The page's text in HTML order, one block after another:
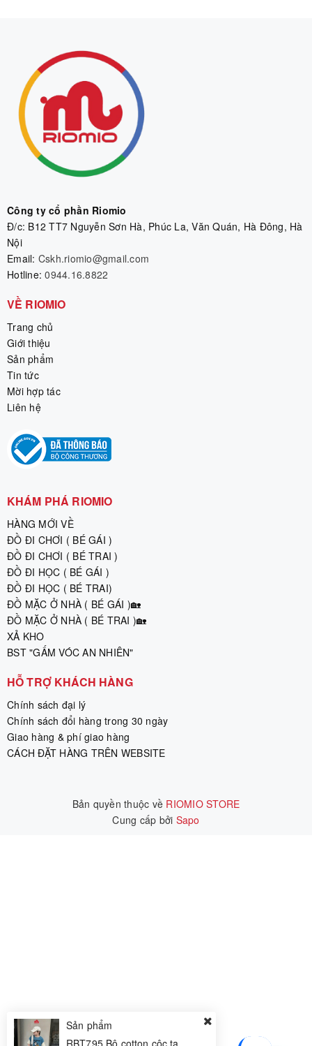
Công ty cổ phần Riomio
Đ/c: B12 TT7 Nguyễn Sơn Hà, Phúc La, Văn Quán, Hà Đông, Hà
Nội
Email: Cskh.riomio@gmail.com
Hotline:0944.16.8822
VỀ RIOMIO
Trang chủ
Giới thiệu
Sản phẩm
Tin tức
Mời hợp tác
Liên hệ
KHÁM PHÁ RIOMIO
HÀNG MỚI VỀ
ĐỒ ĐI CHƠI ( BÉ GÁI )
ĐỒ ĐI CHƠI ( BÉ TRAI )
ĐỒ ĐI HỌC ( BÉ GÁI )
ĐỒ ĐI HỌC ( BÉ TRAI)
ĐỒ MẶC Ở NHÀ ( BÉ GÁI )🏡
ĐỒ MẶC Ở NHÀ ( BÉ TRAI )🏡
XẢ KHO
BST "GẤM VÓC AN NHIÊN"
HỖ TRỢ KHÁCH HÀNG
Chính sách đại lý
Chính sách đổi hàng trong 30 ngày
Giao hàng & phí giao hàng
CÁCH ĐẶT HÀNG TRÊN WEBSITE
Bản quyền thuộc về RIOMIO STORE
|
Cung cấp bởi Sapo
Sản phẩm